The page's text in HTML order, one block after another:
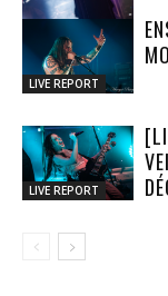
LIVE REPORT
LIVE REPORT
LIVE REPORT